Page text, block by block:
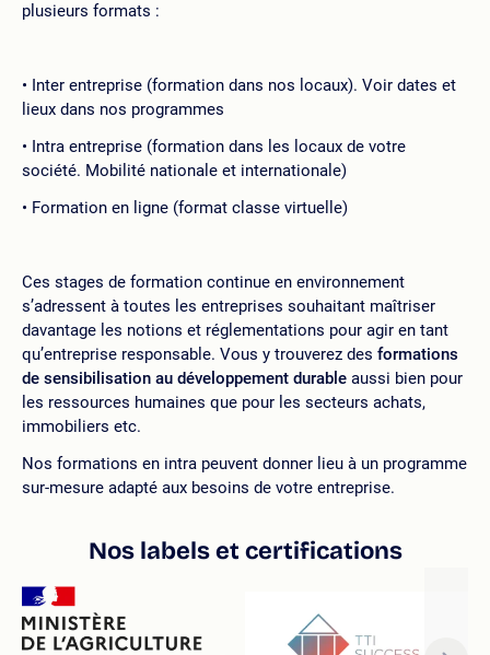
plusieurs formats :
Inter entreprise (formation dans nos locaux). Voir dates et
lieux dans nos programmes
Intra entreprise (formation dans les locaux de votre
société. Mobilité nationale et internationale)
Formation en ligne (format classe virtuelle)
Ces stages de formation continue en environnement
s’adressent à toutes les entreprises souhaitant maîtriser
davantage les notions et réglementations pour agir en tant
qu’entreprise responsable. Vous y trouverez des formations
de sensibilisation au développement durable aussi bien pour
les ressources humaines que pour les secteurs achats,
immobiliers etc.
Nos formations en intra peuvent donner lieu à un programme
sur-mesure adapté aux besoins de votre entreprise.
Nos labels et certifications